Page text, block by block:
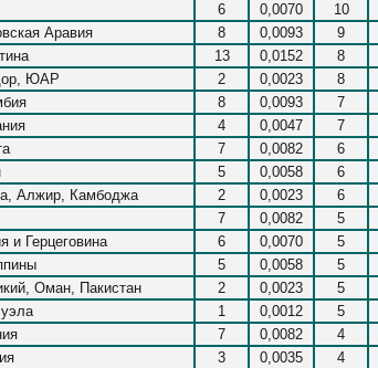
6 0,0070 10
Аравия
8 0,0093 9
13 0,0152 8
ЮАР
2 0,0023 8
8 0,0093 7
4 0,0047 7
7 0,0082 6
5 0,0058 6
Алжир, Камбоджа
2 0,0023 6
7 0,0082 5
и Герцеговина
6 0,0070 5
5 0,0058 5
Оман, Пакистан
2 0,0023 5
1 0,0012 5
7 0,0082 4
3 0,0035 4